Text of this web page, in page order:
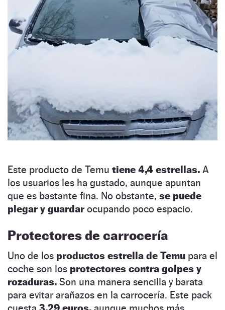
Este producto de Temu tiene 4,4 estrellas. A
los usuarios les ha gustado, aunque apuntan
que es bastante fina. No obstante, se puede
plegar y guardarocupando poco espacio.
Protectores de carrocería
Uno de los productos estrella de Temu para el
coche son los protectores contra golpes y
rozaduras. Son una manera sencilla y barata
para evitar arañazos en la carrocería. Este pack